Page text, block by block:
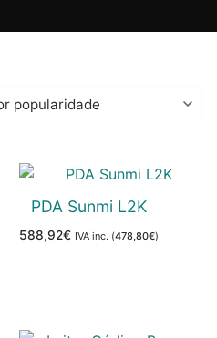
PDA Sunmi L2K
588,92€ IVA inc. (478,80€)